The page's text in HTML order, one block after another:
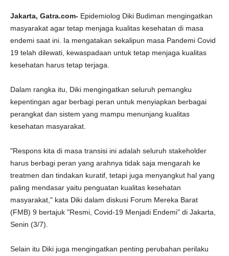
Jakarta, Gatra.com- Epidemiolog Diki Budiman mengingatkan
masyarakat agar tetap menjaga kualitas kesehatan di masa
endemi saat ini. Ia mengatakan sekalipun masa Pandemi Covid
19 telah dilewati, kewaspadaan untuk tetap menjaga kualitas
kesehatan harus tetap terjaga.
Dalam rangka itu, Diki mengingatkan seluruh pemangku
kepentingan agar berbagi peran untuk menyiapkan berbagai
perangkat dan sistem yang mampu menunjang kualitas
kesehatan masyarakat.
"Respons kita di masa transisi ini adalah seluruh stakeholder
harus berbagi peran yang arahnya tidak saja mengarah ke
treatmen dan tindakan kuratif, tetapi juga menyangkut hal yang
paling mendasar yaitu penguatan kualitas kesehatan
masyarakat," kata Diki dalam diskusi Forum Mereka Barat
(FMB) 9 bertajuk "Resmi, Covid-19 Menjadi Endemi" di Jakarta,
Senin (3/7).
Selain itu Diki juga mengingatkan penting perubahan perilaku